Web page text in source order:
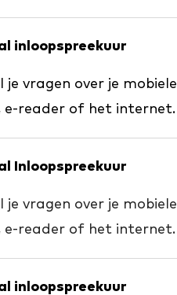
inloopspreekuur
je vragen over je
e-reader of het internet.
Inloopspreekuur
je vragen over je
e-reader of het internet.
inloopspreekuur